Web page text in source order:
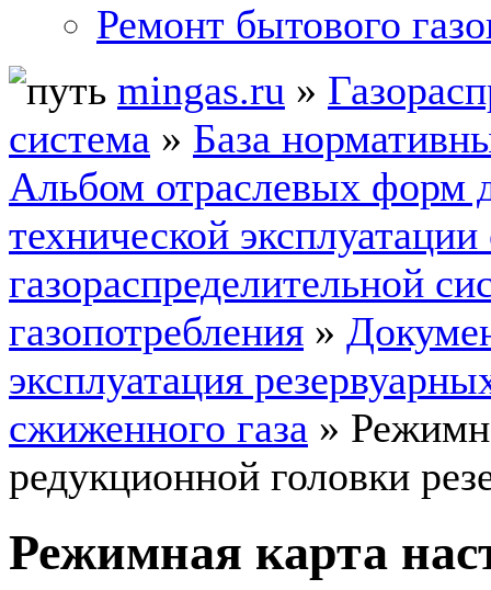
Ремонт бытового
mingas.ru »
система » База
Альбом отраслевых форм
технической эксплуатации
газораспределительной
газопотребления »
эксплуатация
сжиженного газа »
редукционной головки
Режимная карта